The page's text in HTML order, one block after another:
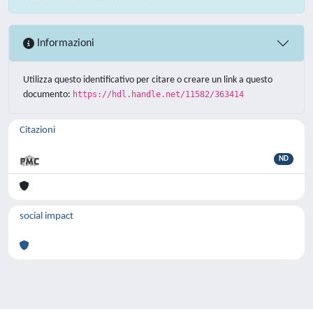
Informazioni
Utilizza questo identificativo per citare o creare un link a questo
documento: https://hdl.handle.net/11582/363414
Citazioni
ND
social impact